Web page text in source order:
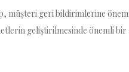
müşteri geri bildirimlerine
geliştirilmesinde önemli bir